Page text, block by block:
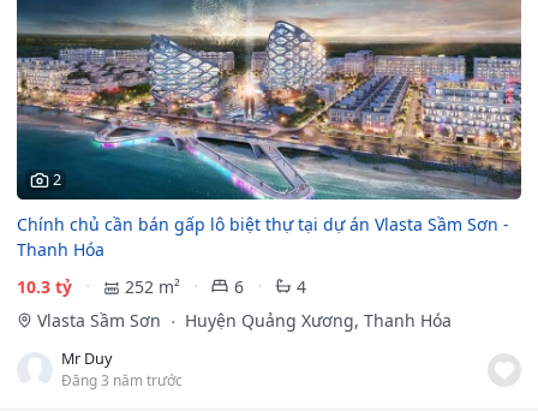
2
Chính chủ cần bán gấp lô biệt thự tại dự án Vlasta Sầm Sơn -
Thanh Hóa
10.3 tỷ
252 m² 6
4
Vlasta Sầm Sơn
Huyện Quảng Xương, Thanh Hóa
Mr Duy
Đăng 3 năm trước